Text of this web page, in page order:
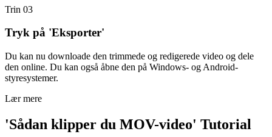
Trin 03
Tryk på 'Eksporter'
Du kan nu downloade den trimmede og redigerede video og dele
den online. Du kan også åbne den på Windows- og Android-
styresystemer.
Lær mere
'Sådan klipper du MOV-video' Tutorial